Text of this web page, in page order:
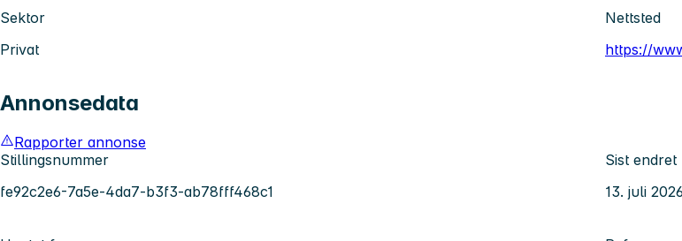
Sektor
Privat
Nettsted
https://
Annonsedata
Rapporter annonse
Stillingsnummer
fe92c2e6-7a5e-4da7-b3f3-ab78fff468c1
Sist endret
13. juli 2026